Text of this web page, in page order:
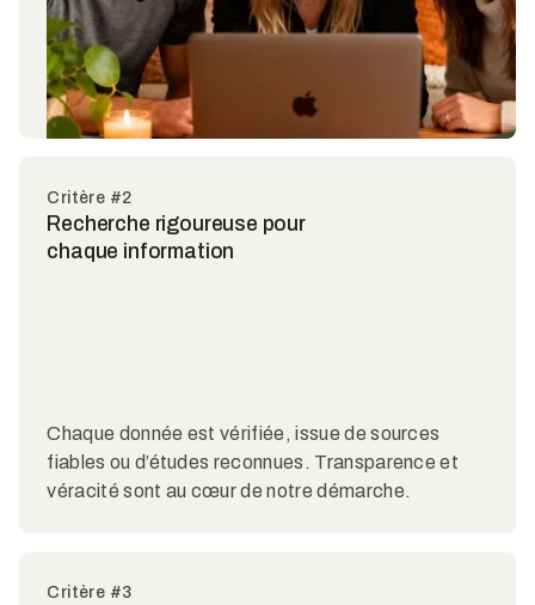
Critère #2
Recherche rigoureuse pour
chaque information
Chaque donnée est vérifiée, issue de sources
fiables ou d’études reconnues. Transparence et
véracité sont au cœur de notre démarche.
Critère #3